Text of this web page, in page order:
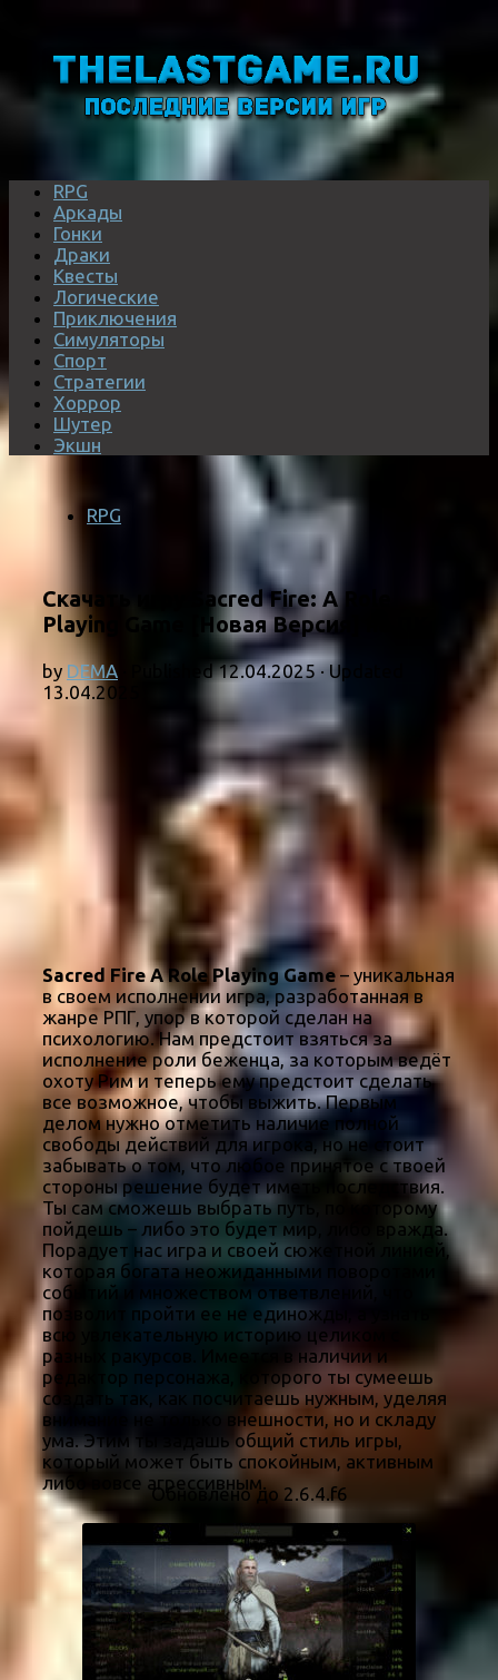
RPG
Аркады
Гонки
Драки
Квесты
Логические
Приключения
Симуляторы
Спорт
Стратегии
Хоррор
Шутер
Экшн
RPG
Скачать игру Sacred Fire: A Role
Playing Game [Новая Версия] на ПК
by DEMA · Published12.04.2025· Updated
13.04.2025
Sacred Fire A Role Playing Game – уникальная
в своем исполнении игра, разработанная в
жанре РПГ, упор в которой сделан на
психологию. Нам предстоит взяться за
исполнение роли беженца, за которым ведёт
охоту Рим и теперь ему предстоит сделать
все возможное, чтобы выжить. Первым
делом нужно отметить наличие полной
свободы действий для игрока, но не стоит
забывать о том, что любое принятое с твоей
стороны решение будет иметь последствия.
Ты сам сможешь выбрать путь, по которому
пойдешь – либо это будет мир, либо вражда.
Порадует нас игра и своей сюжетной линией,
которая богата неожиданными поворотами
событий и множеством ответвлений, что
позволит пройти ее не единожды, а узнать
всю увлекательную историю целиком с
разных ракурсов. Имеется в наличии и
редактор персонажа, которого ты сумеешь
создать так, как посчитаешь нужным, уделяя
внимание не только внешности, но и складу
ума. Этим ты задашь общий стиль игры,
который может быть спокойным, активным
либо вовсе агрессивным.
Обновлено до 2.6.4.f6